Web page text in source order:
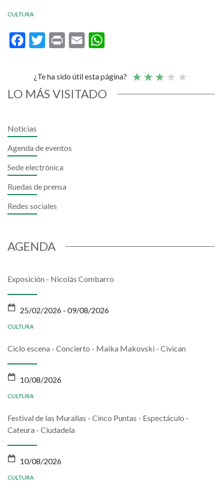
CULTURA
Facebook
Twitter
PrintEmail
¿Te ha sido útil esta página?
LO MÁS VISITADO
Noticias
Agenda de eventos
Sede electrónica
Ruedas de prensa
Redes sociales
AGENDA
Exposición - Nicolás Combarro
25/02/2026 - 09/08/2026
CULTURA
Ciclo escena - Concierto - Maika Makovski - Civican
10/08/2026
CULTURA
Festival de las Murallas - Cinco Puntas - Espectáculo -
Cateura - Ciudadela
10/08/2026
CULTURA